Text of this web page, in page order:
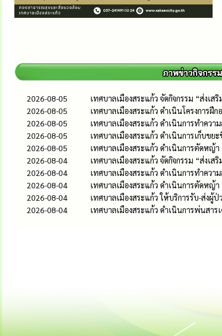
2026-08-05
เทศบาลเมืองสระแก้ว จัดกิจกรรม “ส่งเ
2026-08-05
เทศบาลเมืองสระแก้ว ดำเนินโครงการ
2026-08-05
เทศบาลเมืองสระแก้ว ดำเนินการทำควา
2026-08-05
เทศบาลเมืองสระแก้ว ดำเนินการเก็บขย
2026-08-05
เทศบาลเมืองสระแก้ว ดำเนินการตัดหญ้า
2026-08-04
เทศบาลเมืองสระแก้ว จัดกิจกรรม “ส่งเ
2026-08-04
เทศบาลเมืองสระแก้ว ดำเนินการทำควา
2026-08-04
เทศบาลเมืองสระแก้ว ดำเนินการตัดหญ้า
2026-08-04
เทศบาลเมืองสระแก้ว ให้บริการรับ-ส่งผู้ป่
2026-08-04
เทศบาลเมืองสระแก้ว ดำเนินการพ่นสา